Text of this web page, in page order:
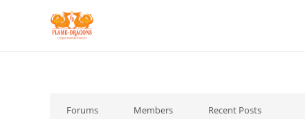
Forums Members Recent Posts